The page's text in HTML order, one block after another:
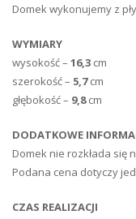
Domek wykonujemy z
WYMIARY
wysokość – 16,3 cm
szerokość – 5,7cm
głębokość – 9,8cm
DODATKOWE
Domek nie rozkłada się
Podana cena dotyczy
CZAS REALIZACJI